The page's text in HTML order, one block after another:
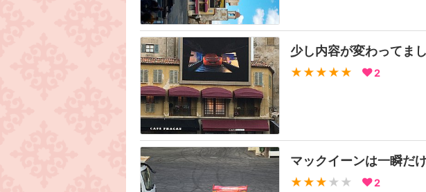
少し内容が変わってま
★★★★★ 2
マックイーンは一瞬だ
★★★ ★★ 2